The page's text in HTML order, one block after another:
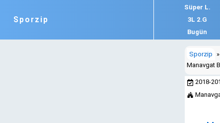
Sporzip
Süper L.
3L 2.G
Bugün
Sporzip »
Manavgat
2018-